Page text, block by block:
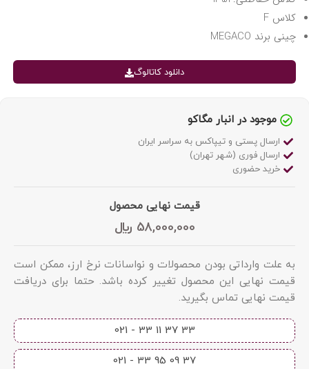
کلاس F
چینی برند MEGACO
دانلود کاتالوگ
موجود در انبار مگاکو
ارسال پستی و تیپاکس به سراسر ایران
ارسال فوری (شهر تهران)
خرید حضوری
قیمت نهایی محصول
58,000,000 ﷼
به علت وارداتی بودن محصولات و نواسانات نرخ ارز، ممکن است
قیمت نهایی این محصول تغییر کرده باشد. حتما برای دریافت
قیمت نهایی تماس بگیرید.
33 37 11 33 - 021​
37 09 95 33 - 021​